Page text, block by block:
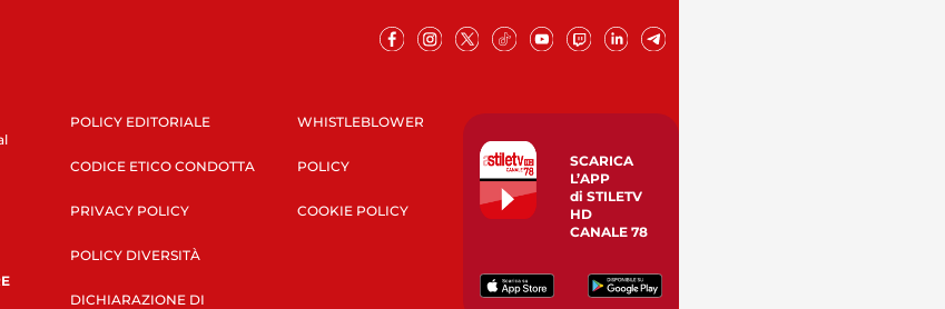
POLICY EDITORIALE
CODICE ETICO CONDOTTA
PRIVACY POLICY
POLICY DIVERSITÀ
DICHIARAZIONE DI
WHISTLEBLOWER
POLICY
COOKIE POLICY
SCARICA
L’APP
di STILETV
HD
CANALE 78